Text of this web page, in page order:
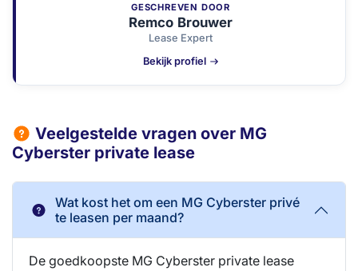
GESCHREVEN DOOR
Remco Brouwer
Lease Expert
Bekijk profiel
Veelgestelde vragen over MG
Cyberster private lease
Wat kost het om een MG Cyberster privé
te leasen per maand?
De goedkoopste MG Cyberster private lease